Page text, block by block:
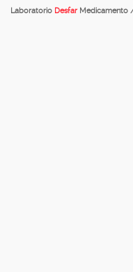
Laboratorio Desfar Medicamento